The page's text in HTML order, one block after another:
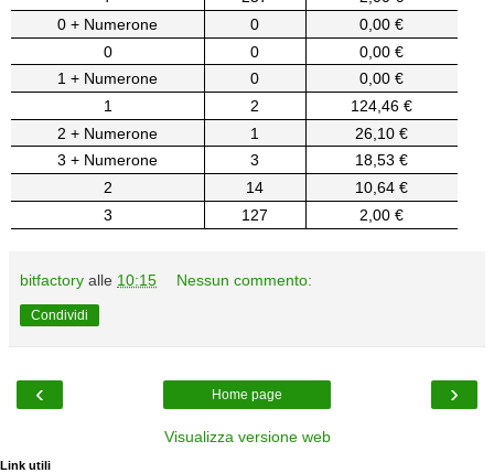
0 + Numerone
0
0,00 €
0
0
0,00 €
1 + Numerone
0
0,00 €
1
2
124,46 €
2 + Numerone
1
26,10 €
3 + Numerone
3
18,53 €
2
14
10,64 €
3
127 2,00 €
bitfactory alle 10:15 Nessun commento:
Condividi
‹ ›
Home page
Visualizza versione web
Link utili